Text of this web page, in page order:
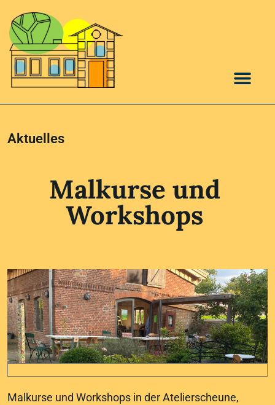
Aktuelles
Malkurse und
Workshops
Malkurse und Workshops in der Atelierscheune,